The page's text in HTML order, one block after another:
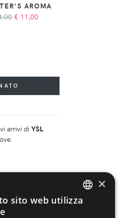
AROMA
€ 11,00
arrivi diYSL
×
sito web utilizza